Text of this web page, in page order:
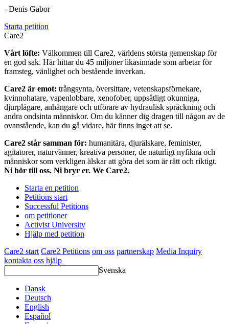
- Denis Gabor
Starta petition
Care2
Vårt löfte: Välkommen till Care2, världens största gemenskap för
en god sak. Här hittar du 45 miljoner likasinnade som arbetar för
framsteg, vänlighet och bestående inverkan.
Care2 är emot: trångsynta, översittare, vetenskapsförnekare,
kvinnohatare, vapenlobbare, xenofober, uppsåtligt okunniga,
djurplågare, anhängare och utförare av hydraulisk spräckning och
andra ondsinta människor. Om du känner dig dragen till någon av de
ovanstående, kan du gå vidare, här finns inget att se.
Care2 står samman för: humanitära, djurälskare, feminister,
agitatorer, naturvänner, kreativa personer, de naturligt nyfikna och
människor som verkligen älskar att göra det som är rätt och riktigt.
Ni hör till oss. Ni bryr er. We Care2.
Starta en petition
Petitions start
Successful Petitions
om petitioner
Activist University
Hjälp med petition
Care2 start Care2 Petitions om oss partnerskap Media Inquiry
kontakta oss hjälp
Svenska
Dansk
Deutsch
English
Español